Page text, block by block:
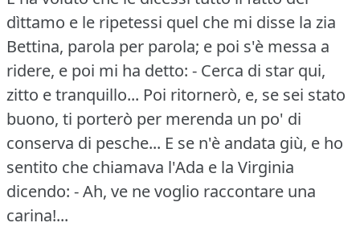
dìttamo e le ripetessi quel che mi disse la zia
Bettina, parola per parola; e poi s'è messa a
ridere, e poi mi ha detto: - Cerca di star qui,
zitto e tranquillo... Poi ritornerò, e, se sei stato
buono, ti porterò per merenda un po' di
conserva di pesche... E se n'è andata giù, e ho
sentito che chiamava l'Ada e la Virginia
dicendo: - Ah, ve ne voglio raccontare una
carina!...